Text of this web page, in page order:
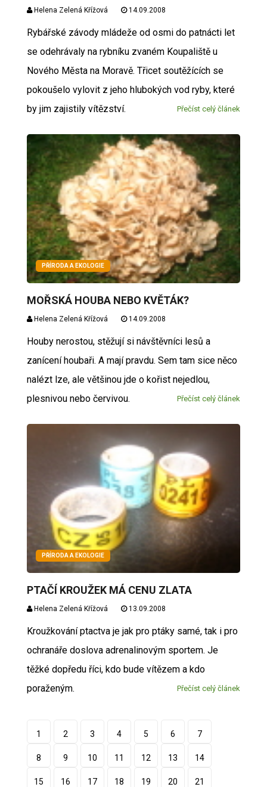
Helena Zelená Křížová 14.09.2008
Rybářské závody mládeže od osmi do patnácti let
se odehrávaly na rybníku zvaném Koupaliště u
Nového Města na Moravě. Třicet soutěžících se
pokoušelo vylovit z jeho hlubokých vod ryby, které
by jim zajistily vítězství.
Přečíst celý článek
PŘÍRODA A EKOLOGIE
MOŘSKÁ HOUBA NEBO KVĚTÁK?
Helena Zelená Křížová 14.09.2008
Houby nerostou, stěžují si návštěvníci lesů a
zanícení houbaři. A mají pravdu. Sem tam sice něco
nalézt lze, ale většinou jde o kořist nejedlou,
plesnivou nebo červivou.
Přečíst celý článek
PŘÍRODA A EKOLOGIE
PTAČÍ KROUŽEK MÁ CENU ZLATA
Helena Zelená Křížová 13.09.2008
Kroužkování ptactva je jak pro ptáky samé, tak i pro
ochranáře doslova adrenalinovým sportem. Je
těžké dopředu říci, kdo bude vítězem a kdo
poraženým.
Přečíst celý článek
1 2 3 4 5 6 7
8 9 10 11 12 13 14
15 16 17 18 19 20 21